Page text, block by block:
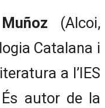
(Alcoi,
Catalana i
a l’IES
autor de la